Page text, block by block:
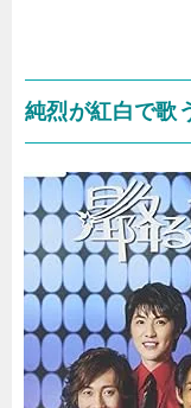
純烈が紅白で歌